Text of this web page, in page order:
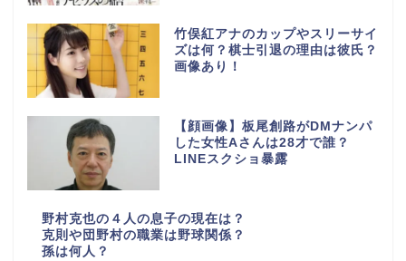
竹俣紅アナのカップやスリーサイ
ズは何？棋士引退の理由は彼氏？
画像あり！
【顔画像】板尾創路がDMナンパ
した女性Aさんは28才で誰？
LINEスクショ暴露
野村克也の４人の息子の現在は？
克則や団野村の職業は野球関係？
孫は何人？